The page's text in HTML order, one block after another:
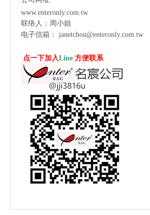
www.enteronly.com.tw
联络人：周小姐
电子信箱： janetchou@enteronly.com.tw
点一下加入Line 方便联系